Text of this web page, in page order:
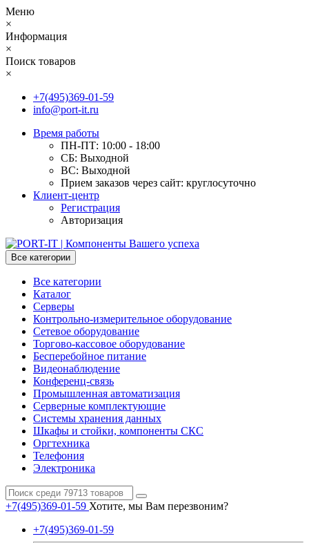
Меню
×
Информация
×
Поиск товаров
×
+7(495)369-01-59
info@port-it.ru
Время работы
ПН-ПТ: 10:00 - 18:00
СБ: Выходной
ВС: Выходной
Прием заказов через сайт: круглосуточно
Клиент-центр
Регистрация
Авторизация
Все категории
Все категории
Каталог
Серверы
Контрольно-измерительное оборудование
Сетевое оборудование
Торгово-кассовое оборудование
Бесперебойное питание
Видеонаблюдение
Конференц-связь
Промышленная автоматизация
Серверные комплектующие
Системы хранения данных
Шкафы и стойки, компоненты СКС
Оргтехника
Телефония
Электроника
+7(495)369-01-59 Хотите, мы Вам перезвоним?
+7(495)369-01-59